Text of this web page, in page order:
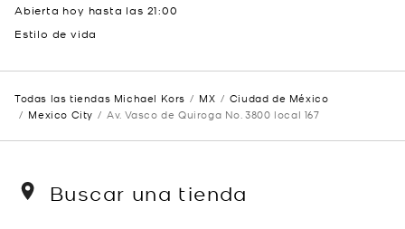
Abierta hoy hasta las 21:00
Estilo de vida
Todas las tiendas Michael Kors MX
Ciudad de México
Mexico City
Av. Vasco de Quiroga No. 3800 local 167
Buscar una tienda